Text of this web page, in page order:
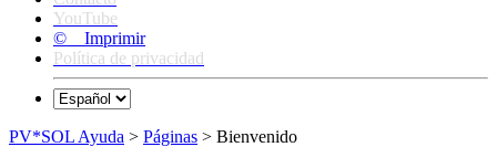
YouTube
© Imprimir
Política de privacidad
PV*SOL Ayuda > Páginas > Bienvenido